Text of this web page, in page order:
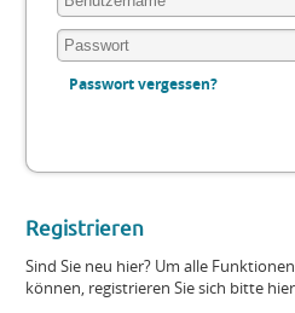
Passwort vergessen?
Registrieren
Sind Sie neu hier? Um alle
können, registrieren Sie sich bitte